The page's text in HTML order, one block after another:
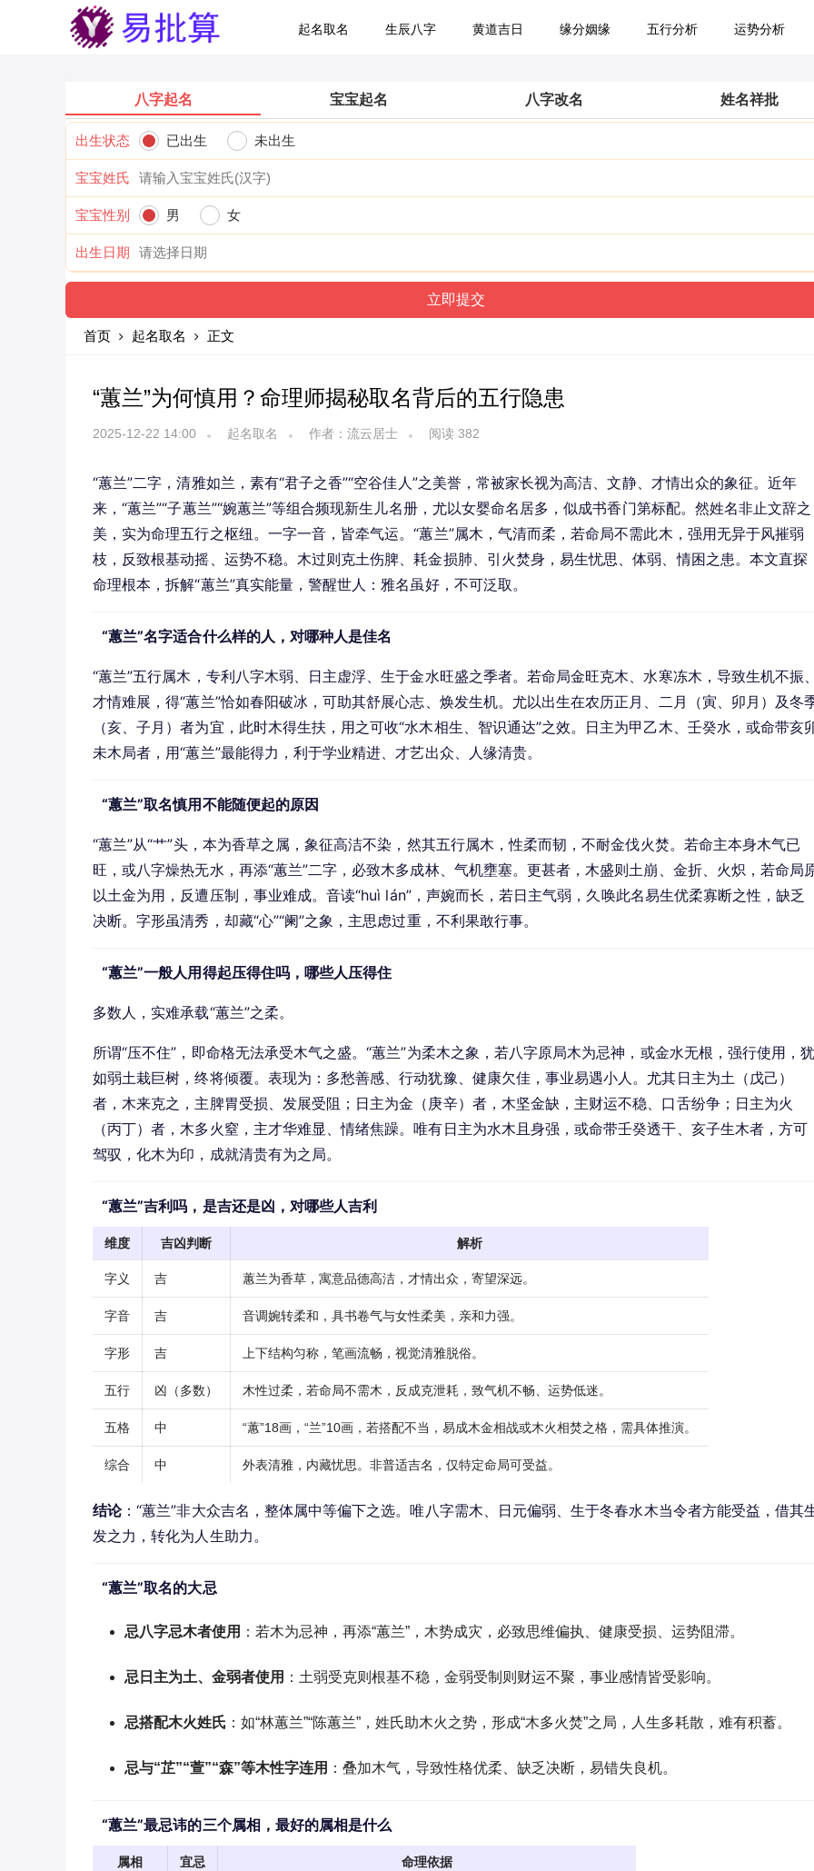
起名取名 生辰八字 黄道吉日 缘分姻缘 五行分析 运势分析
八字起名 宝宝起名 八字改名 姓名祥批
出生状态 已出生 未出生
宝宝姓氏
宝宝性别 男 女
出生日期
首页 起名取名 正文
“蕙兰”为何慎用？命理师揭秘取名背后的五行隐患
2025-12-22 14:00 起名取名 作者：流云居士 阅读 382
“蕙兰”二字，清雅如兰，素有“君子之香”“空谷佳人”之美誉，常被家长视为高洁、文静、才情出众的象征。近年
来，“蕙兰”“子蕙兰”“婉蕙兰”等组合频现新生儿名册，尤以女婴命名居多，似成书香门第标配。然姓名非止文辞之
美，实为命理五行之枢纽。一字一音，皆牵气运。“蕙兰”属木，气清而柔，若命局不需此木，强用无异于风摧弱
枝，反致根基动摇、运势不稳。木过则克土伤脾、耗金损肺、引火焚身，易生忧思、体弱、情困之患。本文直探
命理根本，拆解“蕙兰”真实能量，警醒世人：雅名虽好，不可泛取。
“蕙兰”名字适合什么样的人，对哪种人是佳名
“蕙兰”五行属木，专利八字木弱、日主虚浮、生于金水旺盛之季者。若命局金旺克木、水寒冻木，导致生机不振
才情难展，得“蕙兰”恰如春阳破冰，可助其舒展心志、焕发生机。尤以出生在农历正月、二月（寅、卯月）及冬
（亥、子月）者为宜，此时木得生扶，用之可收“水木相生、智识通达”之效。日主为甲乙木、壬癸水，或命带亥
未木局者，用“蕙兰”最能得力，利于学业精进、才艺出众、人缘清贵。
“蕙兰”取名慎用不能随便起的原因
“蕙兰”从“艹”头，本为香草之属，象征高洁不染，然其五行属木，性柔而韧，不耐金伐火焚。若命主本身木气已
旺，或八字燥热无水，再添“蕙兰”二字，必致木多成林、气机壅塞。更甚者，木盛则土崩、金折、火炽，若命局
以土金为用，反遭压制，事业难成。音读“huì lán”，声婉而长，若日主气弱，久唤此名易生优柔寡断之性，缺乏
决断。字形虽清秀，却藏“心”“阑”之象，主思虑过重，不利果敢行事。
“蕙兰”一般人用得起压得住吗，哪些人压得住
多数人，实难承载“蕙兰”之柔。
所谓“压不住”，即命格无法承受木气之盛。“蕙兰”为柔木之象，若八字原局木为忌神，或金水无根，强行使用，
如弱土栽巨树，终将倾覆。表现为：多愁善感、行动犹豫、健康欠佳，事业易遇小人。尤其日主为土（戊己）
者，木来克之，主脾胃受损、发展受阻；日主为金（庚辛）者，木坚金缺，主财运不稳、口舌纷争；日主为火
（丙丁）者，木多火窒，主才华难显、情绪焦躁。唯有日主为水木且身强，或命带壬癸透干、亥子生木者，方可
驾驭，化木为印，成就清贵有为之局。
“蕙兰”吉利吗，是吉还是凶，对哪些人吉利
维度 吉凶判断 解析
字义 吉 蕙兰为香草，寓意品德高洁，才情出众，寄望深远。
字音 吉 音调婉转柔和，具书卷气与女性柔美，亲和力强。
字形 吉 上下结构匀称，笔画流畅，视觉清雅脱俗。
五行 凶（多数） 木性过柔，若命局不需木，反成克泄耗，致气机不畅、运势低迷。
五格 中 “蕙”18画，“兰”10画，若搭配不当，易成木金相战或木火相焚之格，需具体推演。
综合 中 外表清雅，内藏忧思。非普适吉名，仅特定命局可受益。
结论：“蕙兰”非大众吉名，整体属中等偏下之选。唯八字需木、日元偏弱、生于冬春水木当令者方能受益，借其
发之力，转化为人生助力。
“蕙兰”取名的大忌
忌八字忌木者使用 ：若木为忌神，再添“蕙兰”，木势成灾，必致思维偏执、健康受损、运势阻滞。
忌日主为土、金弱者使用 ：土弱受克则根基不稳，金弱受制则财运不聚，事业感情皆受影响。
忌搭配木火姓氏 ：如“林蕙兰”“陈蕙兰”，姓氏助木火之势，形成“木多火焚”之局，人生多耗散，难有积蓄。
忌与“芷”“萱”“森”等木性字连用 ：叠加木气，导致性格优柔、缺乏决断，易错失良机。
“蕙兰”最忌讳的三个属相，最好的属相是什么
属相 宜忌 命理依据